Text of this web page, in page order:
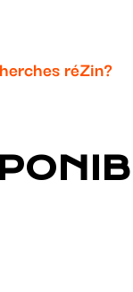
réZin?